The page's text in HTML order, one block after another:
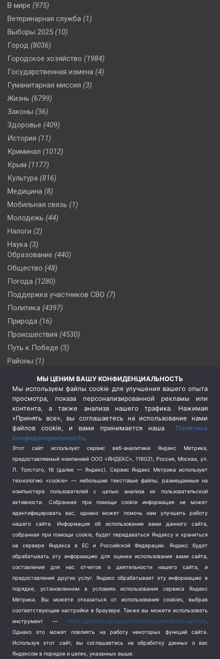
В мире (975)
Ветеринарная служба (1)
Выборы 2025 (10)
Город (8036)
Городское хозяйство (1984)
Государственная измена (4)
Гуманитарная миссия (3)
Жизнь (6799)
Законы (36)
Здоровье (409)
История (11)
Криминал (1012)
Крым (1177)
Культура (816)
Медицина (8)
Мобильная связь (1)
Молодежь (44)
Налоги (2)
Наука (3)
Образование (440)
Общество (48)
Погода (1280)
Поддержка участников СВО (7)
Политика (4397)
Природа (16)
Происшествия (4530)
Путь к Победе (3)
Районы (1)
(510)
Сельское хозяйство (3)
Социальная политика
(3)
Спецоперация в Украине
Спецоперация на Украине
(404)
Спорт (740)
Терроризм (1)
Транспорт (262)
Туризм (178)
Флот (76)
Школа и спорт (2)
Экология (8)
Экономика (1172)
МЫ ЦЕНИМ ВАШУ КОНФИДЕНЦИАЛЬНОСТЬ
Мы используем файлы cookie для улучшения вашего опыта
просмотра, показа персонализированной рекламы или
контента, а также анализа нашего трафика. Нажимая
«Принять все», вы соглашаетесь на использование нами
файлов cookie, и вами принимается наша Политика
конфиденциальности.
Этот сайт использует сервис веб-аналитики Яндекс Метрика,
предоставляемый компанией ООО «ЯНДЕКС», 119021, Россия, Москва, ул.
Л. Толстого, 16 (далее — Яндекс). Сервис Яндекс Метрика использует
технологию «cookie» — небольшие текстовые файлы, размещаемые на
компьютере пользователей с целью анализа их пользовательской
активности.
Собранная при помощи cookie информация не может
идентифицировать вас, однако может помочь нам улучшить работу
нашего сайта. Информация об использовании вами данного сайта,
собранная при помощи cookie, будет передаваться Яндексу и храниться
на сервере Яндекса в ЕС и Российской Федерации. Яндекс будет
обрабатывать эту информацию для оценки использования вами сайта,
составления для нас отчетов о деятельности нашего сайта, и
предоставления других услуг. Яндекс обрабатывает эту информацию в
порядке, установленном в условиях использования сервиса Яндекс
Метрика.
Вы можете отказаться от использования cookies, выбрав
соответствующие настройки в браузере. Также вы можете использовать
инструмент — https://yandex.ru/support/metrika/general/opt-out.html.
Однако это может повлиять на работу некоторых функций сайта.
Используя этот сайт, вы соглашаетесь на обработку данных о вас
Яндексом в порядке и целях, указанных выше.